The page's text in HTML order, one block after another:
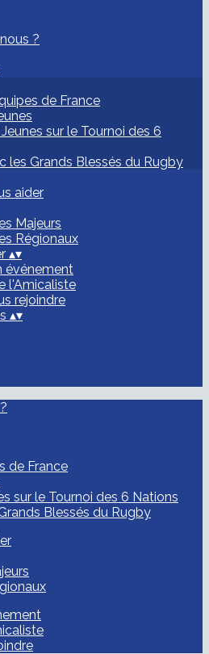
?
de France
sur le Tournoi des 6
les Grands Blessés du Rugby
aider
Majeurs
Régionaux
▴▾
événement
l'Amicaliste
rejoindre
▴▾
de France
sur le Tournoi des 6 Nations
Blessés du Rugby